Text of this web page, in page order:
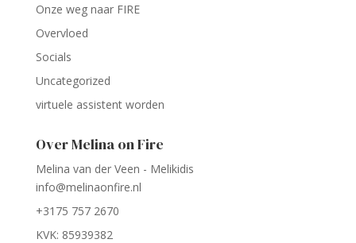
Onze weg naar FIRE
Overvloed
Socials
Uncategorized
virtuele assistent worden
Over Melina on Fire
Melina van der Veen - Melikidis
info@melinaonfire.nl
+3175 757 2670
KVK: 85939382